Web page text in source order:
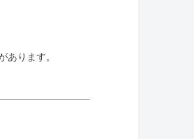
ります。